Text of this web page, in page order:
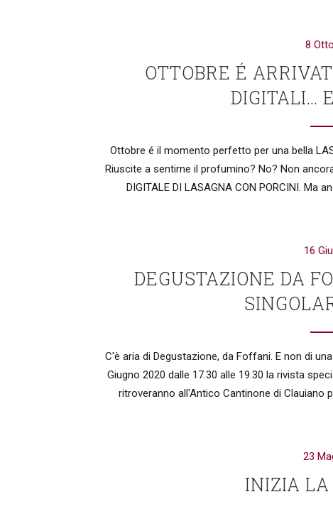
8
OTTOBRE É
DIGITALI…
Ottobre é il momento perfetto per una bella
Riuscite a sentirne il profumino? No? Non
DIGITALE DI LASAGNA CON PORCINI. Ma
16
DEGUSTAZIONE DA
C'è aria di Degustazione, da Foffani. E non di
Giugno 2020 dalle 17.30 alle 19.30 la rivista
ritroveranno all'Antico Cantinone di Clauiano
23
INIZIA LA